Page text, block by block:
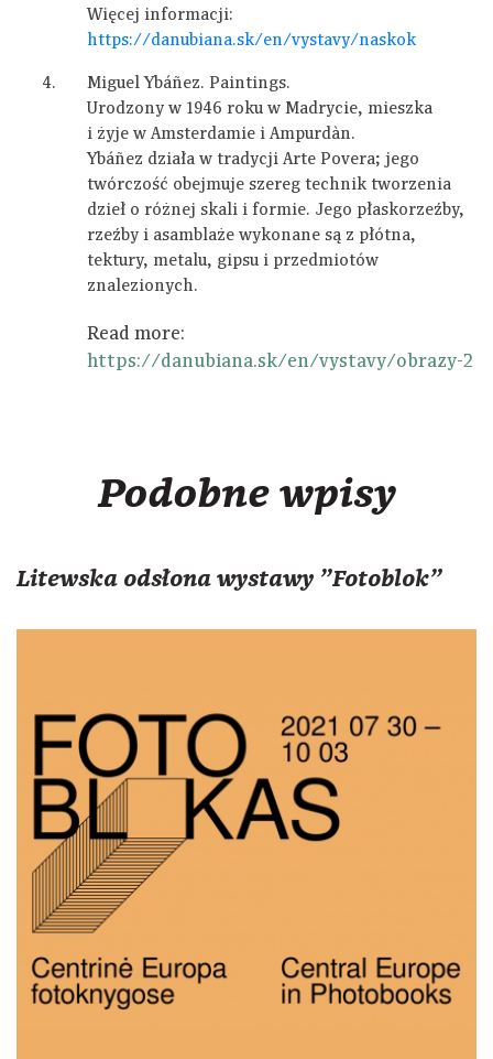
Więcej informacji:
https://danubiana.sk/en/vystavy/naskok
Miguel Ybáñez. Paintings.
Urodzony w 1946 roku w Madrycie, mieszka
i żyje w Amsterdamie i Ampurdàn.
Ybáñez działa w tradycji Arte Povera; jego
twórczość obejmuje szereg technik tworzenia
dzieł o różnej skali i formie. Jego płaskorzeźby,
rzeźby i asamblaże wykonane są z płótna,
tektury, metalu, gipsu i przedmiotów
znalezionych.
Read more:
https://danubiana.sk/en/vystavy/obrazy-2
Podobne wpisy
Litewska odsłona wystawy "Fotoblok"